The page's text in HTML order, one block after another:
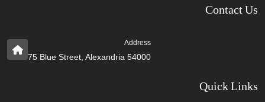
Contact Us
Address
75 Blue Street, Alexandria 54000
Quick Links